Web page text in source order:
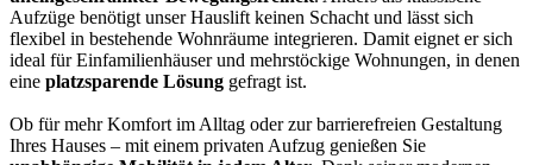
Aufzüge benötigt unser Hauslift keinen Schacht und lässt sich
flexibel in bestehende Wohnräume integrieren. Damit eignet er sich
ideal für Einfamilienhäuser und mehrstöckige Wohnungen, in denen
eine platzsparende Lösung gefragt ist.
Ob für mehr Komfort im Alltag oder zur barrierefreien Gestaltung
Ihres Hauses – mit einem privaten Aufzug genießen Sie